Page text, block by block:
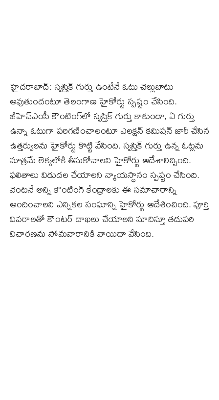
హైదరాబాద్: స్వస్తిక్ గుర్తు ఉంటేనే ఓటు చెల్లుబాటు
అవుతుందంటూ తెలంగాణ హైకోర్టు స్పష్టం చేసింది.
జీహెచ్‌ఎంసీ కౌంటింగ్‌లో స్వస్తిక్ గుర్తు కాకుండా, ఏ గుర్తు
ఉన్నా ఓటుగా పరిగణించాలంటూ ఎలక్షన్ కమిషన్ జారీ చేసిన
ఉత్తర్వులను హైకోర్టు కొట్టి వేసింది. స్వస్తిక్ గుర్తు ఉన్న ఓట్లను
మాత్రమే లెక్కలోకి తీసుకోవాలని హైకోర్టు ఆదేశాలిచ్చింది.
ఫలితాలు విడుదల చేయాలని న్యాయస్థానం స్పష్టం చేసింది.
వెంటనే అన్ని కౌంటింగ్ కేంద్రాలకు ఈ సమాచారాన్ని
అందించాలని ఎన్నికల సంఘాన్ని హైకోర్టు ఆదేశించింది. పూర్తి
వివరాలతో కౌంటర్ దాఖలు చేయాలని సూచిస్తూ తదుపరి
విచారణను సోమవారానికి వాయిదా వేసింది.